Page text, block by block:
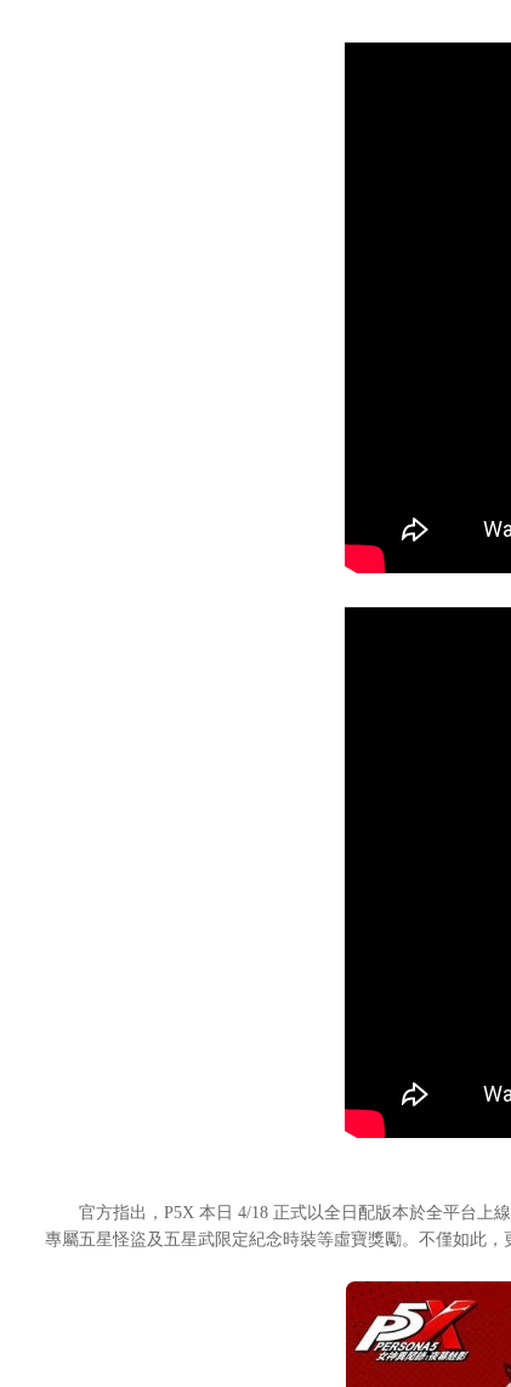
官方指出，P5X 本日 4/18 正式以全日配版本於全平台上線
專屬五星怪盜及五星武限定紀念時裝等虛寶獎勵。不僅如此